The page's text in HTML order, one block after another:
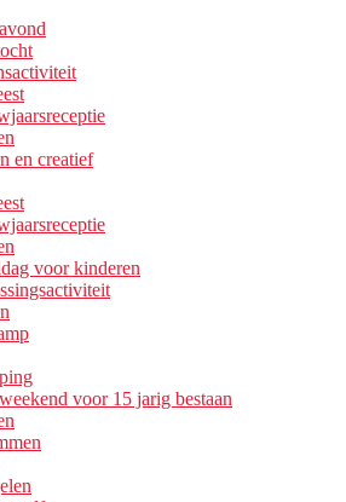
en creatief
voor kinderen
voor 15 jarig bestaan